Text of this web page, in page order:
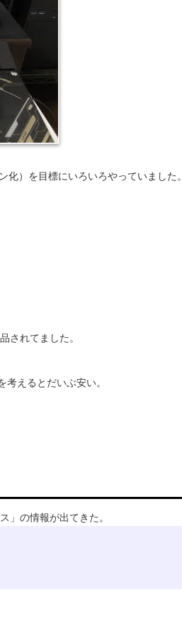
化）を目標にいろいろやっていました。
されてました。
えるとだいぶ安い。
」の情報が出てきた。